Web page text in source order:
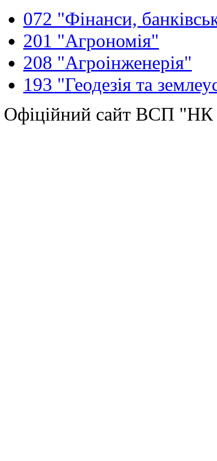
072 "Фінанси,
201 "Агрономія"
208 "Агроінженерія"
193 "Геодезія та
Офіційний сайт ВСП